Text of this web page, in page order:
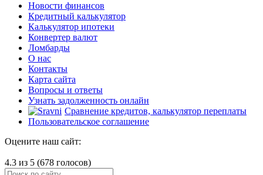
Новости финансов
Кредитный калькулятор
Калькулятор ипотеки
Конвертер валют
Ломбарды
О нас
Контакты
Карта сайта
Вопросы и ответы
Узнать задолженность онлайн
Сравнение кредитов, калькулятор переплаты
Пользовательское соглашение
Оцените наш сайт:
4.3 из 5 (678 голосов)